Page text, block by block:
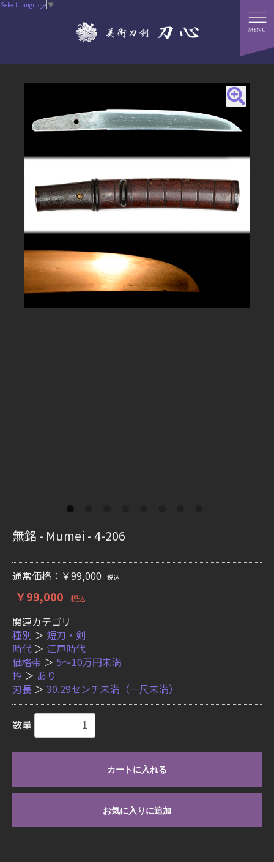
Select Language ▼
無銘 - Mumei - 4-206
通常価格：￥99,000 税込
￥99,000 税込
関連カテゴリ
種別 ＞ 短刀・剣
時代 ＞ 江戸時代
価格帯 ＞ 5〜10万円未満
拵 ＞ あり
刃長 ＞ 30.29センチ未満（一尺未満）
数量
カートに入れる
お気に入りに追加